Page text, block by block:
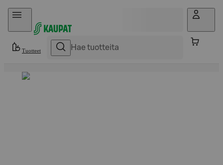
Hyppää sisältöön
Tuotteet